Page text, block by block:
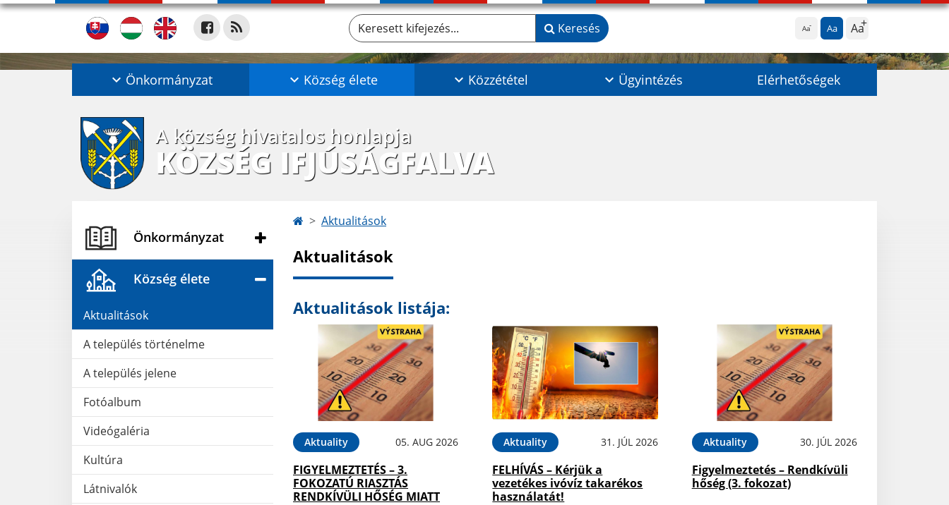
Aa Aa Aa
Keresett kifejezés... Keresés
Önkormányzat Község élete Közzététel Ügyintézés Elérhetőségek
A község hivatalos honlapja
KÖZSÉG IFJÚSÁGFALVA
Önkormányzat
Község élete
Aktualitások
A település történelme
A település jelene
Fotóalbum
Videógaléria
Kultúra
Látnivalók
Aktualitások
Aktualitások
Aktualitások listája:
Aktuality 05. AUG 2026
FIGYELMEZTETÉS – 3.
FOKOZATÚ RIASZTÁS
RENDKÍVÜLI HŐSÉG MIATT
Aktuality 31. JÚL 2026
FELHÍVÁS – Kérjük a
vezetékes ivóvíz takarékos
használatát!
Aktuality 30. JÚL 2026
Figyelmeztetés – Rendkívüli
hőség (3. fokozat)